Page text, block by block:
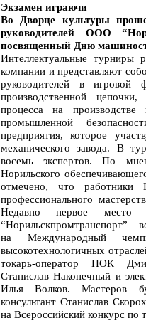
Экзамен играючи
Во Дворце культуры
руководителей ООО
посвященный Дню
Интеллектуальные турниры
компании и представляют
руководителей в
производственной
процесса на производстве
промышленной
предприятия, которое
механического завода. В
восемь экспертов. По
Норильского
отмечено, что
профессионального
Недавно первое
“Норильскпромтранспорт” –
на Международный
высокотехнологичных
токарь-оператор НОК
Станислав Наконечный и
Илья Волков. Мастеров
консультант Станислав
на Всероссийский конкурс по